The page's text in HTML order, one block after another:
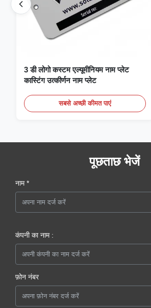
3 डी लोगो कस्टम एल्यूमीनियम नाम प्लेट
कास्टिंग उत्कीर्णन नाम प्लेट
सबसे अच्छी कीमत पाएं
पूछताछ भेजें
नाम *
कंपनी का नाम :
फ़ोन नंबर